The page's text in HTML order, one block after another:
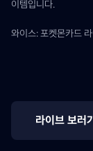
이템입니다.
와이스: 포켓몬카드
라이브 보러